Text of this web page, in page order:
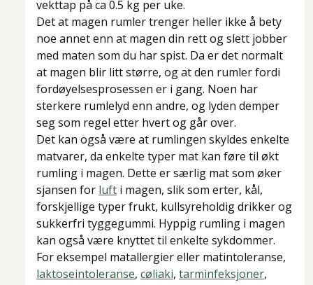
vekttap på ca 0.5 kg per uke.
Det at magen rumler trenger heller ikke å bety
noe annet enn at magen din rett og slett jobber
med maten som du har spist. Da er det normalt
at magen blir litt større, og at den rumler fordi
fordøyelsesprosessen er i gang. Noen har
sterkere rumlelyd enn andre, og lyden demper
seg som regel etter hvert og går over.
Det kan også være at rumlingen skyldes enkelte
matvarer, da enkelte typer mat kan føre til økt
rumling i magen. Dette er særlig mat som øker
sjansen for luft i magen, slik som erter, kål,
forskjellige typer frukt, kullsyreholdig drikker og
sukkerfri tyggegummi. Hyppig rumling i magen
kan også være knyttet til enkelte sykdommer.
For eksempel matallergier eller matintoleranse,
laktoseintoleranse, cøliaki, tarminfeksjoner,